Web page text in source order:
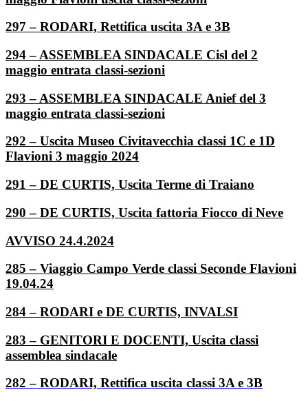
297 – RODARI, Rettifica uscita 3A e 3B
294 – ASSEMBLEA SINDACALE Cisl del 2
maggio entrata classi-sezioni
293 – ASSEMBLEA SINDACALE Anief del 3
maggio entrata classi-sezioni
292 – Uscita Museo Civitavecchia classi 1C e 1D
Flavioni 3 maggio 2024
291 – DE CURTIS, Uscita Terme di Traiano
290 – DE CURTIS, Uscita fattoria Fiocco di Neve
AVVISO 24.4.2024
285 – Viaggio Campo Verde classi Seconde Flavioni
19.04.24
284 – RODARI e DE CURTIS, INVALSI
283 – GENITORI E DOCENTI, Uscita classi
assemblea sindacale
282 – RODARI, Rettifica uscita classi 3A e 3B